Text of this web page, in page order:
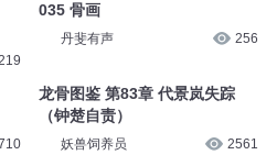
035 骨画
丹斐有声 256
龙骨图鉴 第83章 代景岚失踪
（钟楚自责）
妖兽饲养员 2561